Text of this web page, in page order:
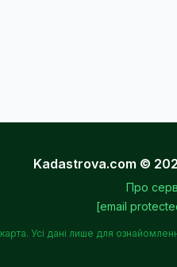
Kadastrova.com ©
Про
[email
Усі дані лише для